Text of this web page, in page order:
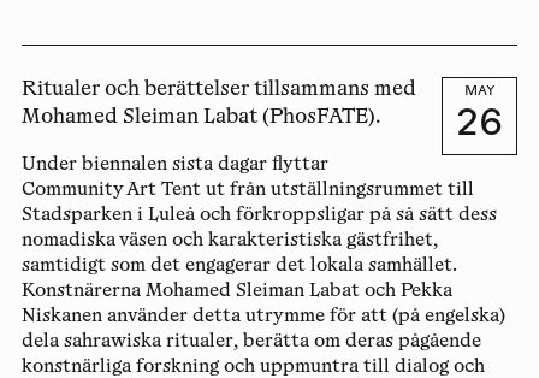
MAY
26
Ritualer och berättelser tillsammans med
Mohamed Sleiman Labat (PhosFATE).
Under biennalen sista dagar flyttar
Community Art Tent ut från utställningsrummet till
Stadsparken i Luleå och förkroppsligar på så sätt dess
nomadiska väsen och karakteristiska gästfrihet,
samtidigt som det engagerar det lokala samhället.
Konstnärerna Mohamed Sleiman Labatoch Pekka
Niskanenanvänder detta utrymme för att (på engelska)
dela sahrawiska ritualer, berätta om deras pågående
konstnärliga forskning och uppmuntra till dialog och